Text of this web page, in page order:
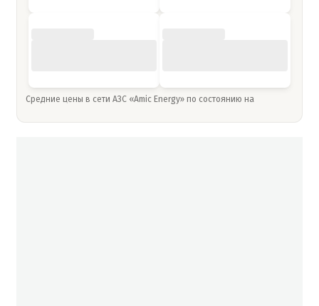
Средние цены в сети АЗС «Amic Energy» по состоянию на